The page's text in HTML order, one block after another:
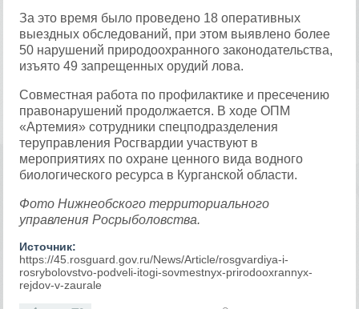
За это время было проведено 18 оперативных
выездных обследований, при этом выявлено более
50 нарушений природоохранного законодательства,
изъято 49 запрещенных орудий лова.
Совместная работа по профилактике и пресечению
правонарушений продолжается. В ходе ОПМ
«Артемия» сотрудники спецподразделения
теруправления Росгвардии участвуют в
мероприятиях по охране ценного вида водного
биологического ресурса в Курганской области.
Фото Нижнеобского территориального
управления Росрыболовства.
Источник:
https://45.rosguard.gov.ru/News/Article/rosgvardiya-i-
rosrybolovstvo-podveli-itogi-sovmestnyx-prirodooxrannyx-
rejdov-v-zaurale